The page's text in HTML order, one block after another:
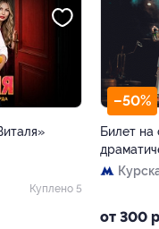
Куплено 5
–50%
Билет на
от 300